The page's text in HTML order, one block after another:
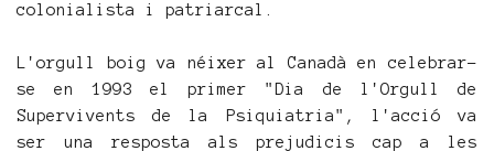
colonialista i patriarcal.
L'orgull boig va néixer al Canadà en celebrar-
se en 1993 el primer "Dia de l'Orgull de
Supervivents de la Psiquiatria", l'acció va
ser una resposta als prejudicis cap a les